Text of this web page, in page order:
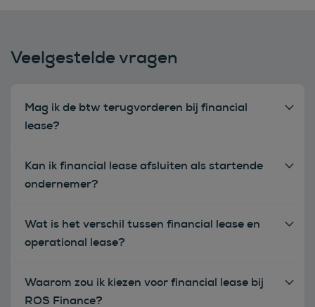
Veelgestelde vragen
Mag ik de btw terugvorderen bij financial
lease?
Kan ik financial lease afsluiten als startende
ondernemer?
Wat is het verschil tussen financial lease en
operational lease?
Waarom zou ik kiezen voor financial lease bij
ROS Finance?